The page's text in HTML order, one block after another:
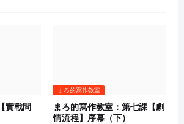
實戰問
まろ的寫作教室
まろ的寫作教室：第七課【劇
情流程】序幕（下）